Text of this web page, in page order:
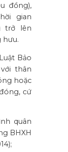
đồng),
gian
trở lên
hưu.
Bảo
thân
hoặc
cứ
quân
BHXH